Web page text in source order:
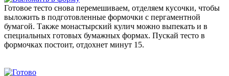
Готовое тесто снова перемешиваем, отделяем кусочки, чтобы
выложить в подготовленные формочки с пергаментной
бумагой. Также монастырский кулич можно выпекать и в
специальных готовых бумажных формах. Пускай тесто в
формочках постоит, отдохнет минут 15.